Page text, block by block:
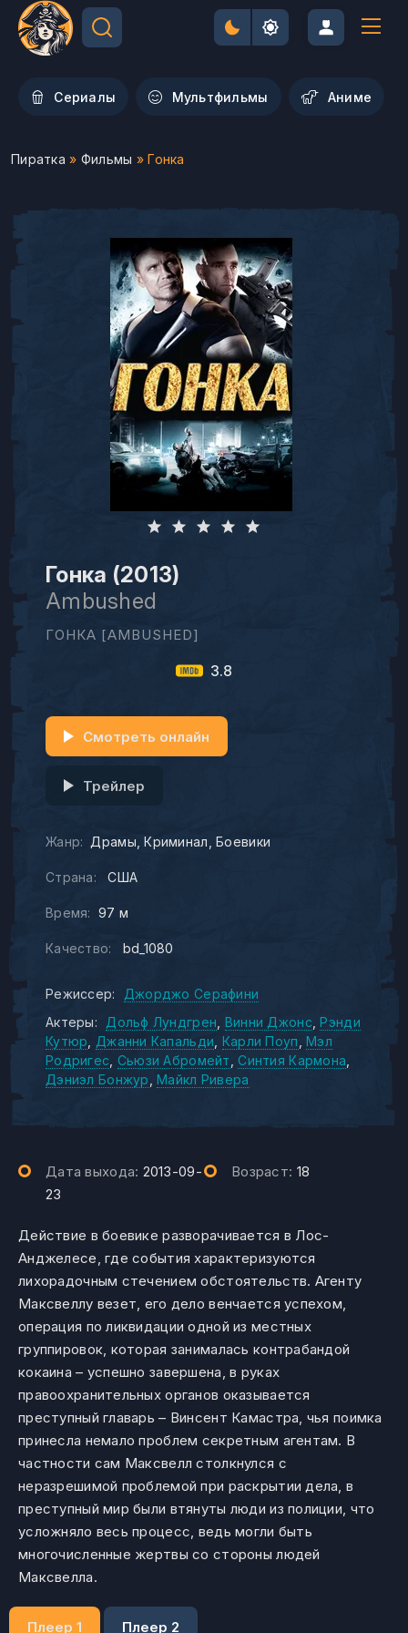
Сериалы Мультфильмы Aниме
Пиратка » Фильмы » Гонка
Гонка (2013)
Ambushed
ГОНКА [AMBUSHED]
3.8
Жанр: Драмы Криминал Боевики
Страна: США
Время: 97 м
Качество: bd_1080
Смотреть онлайн
Трейлер
Режиссер:
Джорджо Серафини
Актеры:
Дольф Лундгрен Винни Джонс Рэнди
Кутюр
Джанни Капальди Карли Поуп Мэл
Родригес Сьюзи Абромейт
Синтия Кармона
Дэниэл Бонжур
Майкл Ривера
Дата выхода: 2013-09-
23
Возраст: 18
Действие в боевике разворачивается в Лос-
Анджелесе, где события характеризуются
лихорадочным стечением обстоятельств. Агенту
Максвеллу везет, его дело венчается успехом,
операция по ликвидации одной из местных
группировок, которая занималась контрабандой
кокаина – успешно завершена, в руках
правоохранительных органов оказывается
преступный главарь – Винсент Камастра, чья поимка
принесла немало проблем секретным агентам. В
частности сам Максвелл столкнулся с
неразрешимой проблемой при раскрытии дела, в
преступный мир были втянуты люди из полиции, что
усложняло весь процесс, ведь могли быть
многочисленные жертвы со стороны людей
Максвелла.
Плеер 1 Плеер 2